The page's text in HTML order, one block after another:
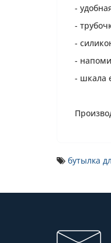
-
-
-
-
- шкала
бутылка